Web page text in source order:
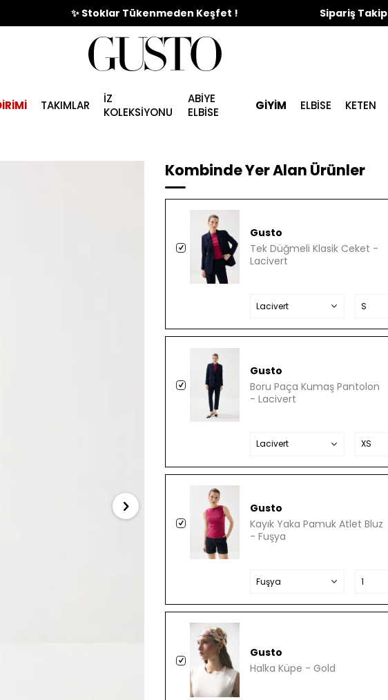
🎉%70'e Varan Büyük Yaz İndirim Başladı ! Sipariş Takip
TAKIMLAR
İZ
KOLEKSİYONU
ABİYE
ELBİSE
GİYİM ELBISE KETEN
Kombinde Yer Alan Ürünler
Gusto
Tek Düğmeli Klasik Ceket -
Lacivert
Gusto
Boru Paça Kumaş Pantolon
- Lacivert
Gusto
Kayık Yaka Pamuk Atlet Bluz
- Fuşya
Gusto
Halka Küpe - Gold